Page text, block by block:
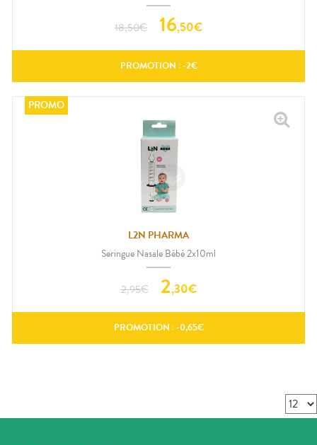
18,50€ 16,50€
PROMOTION : -2€
L2N PHARMA
Seringue Nasale Bébé 2x10ml
2,95€ 2,30€
PROMOTION : -0,65€